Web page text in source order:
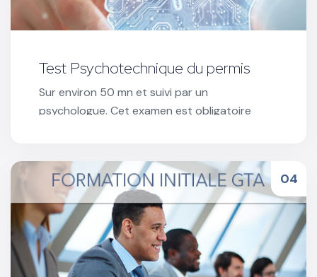
Test Psychotechnique du permis
Sur environ 50 mn et suivi par un
psychologue. Cet examen est obligatoire
Réserver votre test